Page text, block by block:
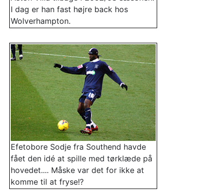
I dag er han fast højre back hos
Wolverhampton.
Efetobore Sodje fra Southend havde
fået den idé at spille med tørklæde på
hovedet.... Måske var det for ikke at
komme til at fryse!?